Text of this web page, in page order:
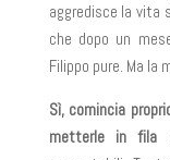
aggredisce la vita
che dopo un
Filippo pure. Ma la
Sì, comincia
metterle in fila